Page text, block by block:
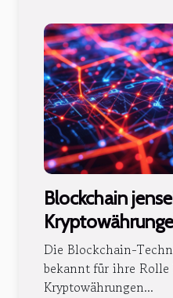
Blockchain
Anwendungen
die Industrie
Die Blockchain-
bekannt für ihre
Kryptowährungen...